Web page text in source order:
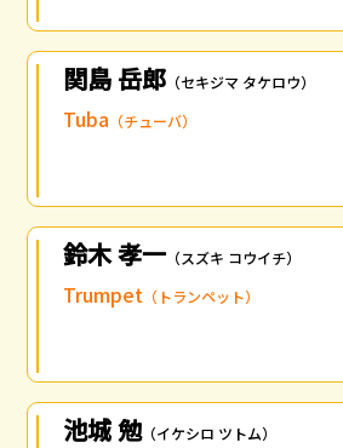
関島 岳郎 （セキジマ タケロウ）
Tuba （チューバ）
鈴木 孝一 （スズキ コウイチ）
Trumpet （トランペット）
池城 勉（イケシロ ツトム）